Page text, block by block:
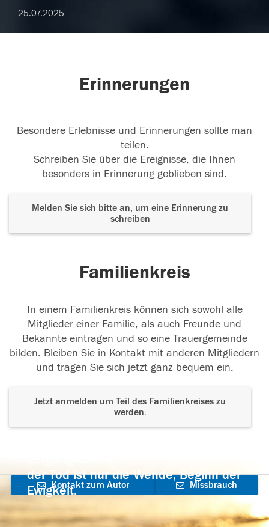
25.07.2025
Erinnerungen
Besondere Erlebnisse und Erinnerungen sollte man
teilen.
Schreiben Sie über die Ereignisse, die Ihnen
besonders in Erinnerung geblieben sind.
Melden Sie sich bitte an, um eine Erinnerung zu
schreiben
Familienkreis
In einem Familienkreis können sich sowohl alle
Mitglieder einer Familie, als auch Freunde und
Bekannte eintragen und so eine Trauergemeinde
bilden. Bleiben Sie in Kontakt mit anderen Mitgliedern
und tragen Sie sich jetzt ganz bequem ein.
Jetzt anmelden um Teil des Familienkreises zu
werden.
der Tod ist nur die Wende, Beginn der
Ewigkeit.
Kontakt zum Autor
aufnehmen
Missbrauch